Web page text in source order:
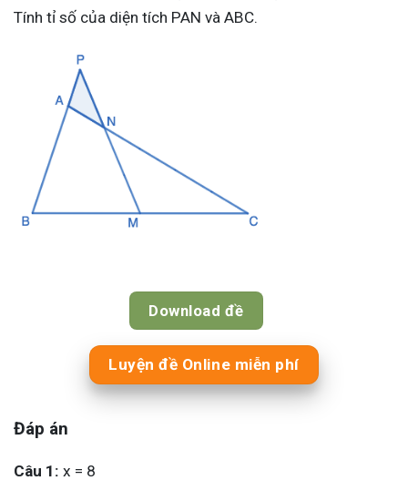
Tính tỉ số của diện tích PAN và ABC.
Download đề
Luyện đề Online miễn phí
Đáp án
Câu 1: x = 8